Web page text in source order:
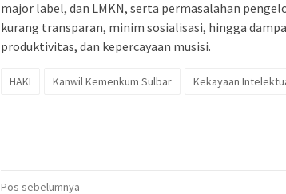
major label, dan LMKN, serta permasalahan
kurang transparan, minim sosialisasi, hingga
produktivitas, dan kepercayaan musisi.
HAKI Kanwil Kemenkum Sulbar Kekayaan
Pos sebelumnya